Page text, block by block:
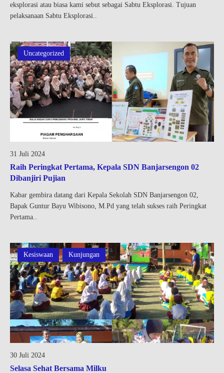
eksplorasi atau biasa kami sebut sebagai Sabtu Eksplorasi. Tujuan
pelaksanaan Sabtu Eksplorasi..
Uncategorized
31 Juli 2024
Raih Peringkat Pertama, Kepala SDN Banjarsengon 02
Dibanjiri Pujian
Kabar gembira datang dari Kepala Sekolah SDN Banjarsengon 02,
Bapak Guntur Bayu Wibisono, M.Pd yang telah sukses raih Peringkat
Pertama..
Kesiswaan Kunjungan
30 Juli 2024
Selasa Sehat Bersama Milku